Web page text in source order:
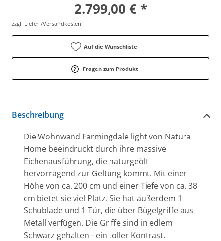
2.799,00 € *
zzgl. Liefer-/Versandkosten
Auf die Wunschliste
Fragen zum Produkt
Beschreibung
Die Wohnwand Farmingdale light von Natura
Home beeindruckt durch ihre massive
Eichenausführung, die naturgeölt
hervorragend zur Geltung kommt. Mit einer
Höhe von ca. 200 cm und einer Tiefe von ca. 38
cm bietet sie viel Platz. Sie hat außerdem 1
Schublade und 1 Tür, die über Bügelgriffe aus
Metall verfügen. Die Griffe sind in edlem
Schwarz gehalten - ein toller Kontrast.